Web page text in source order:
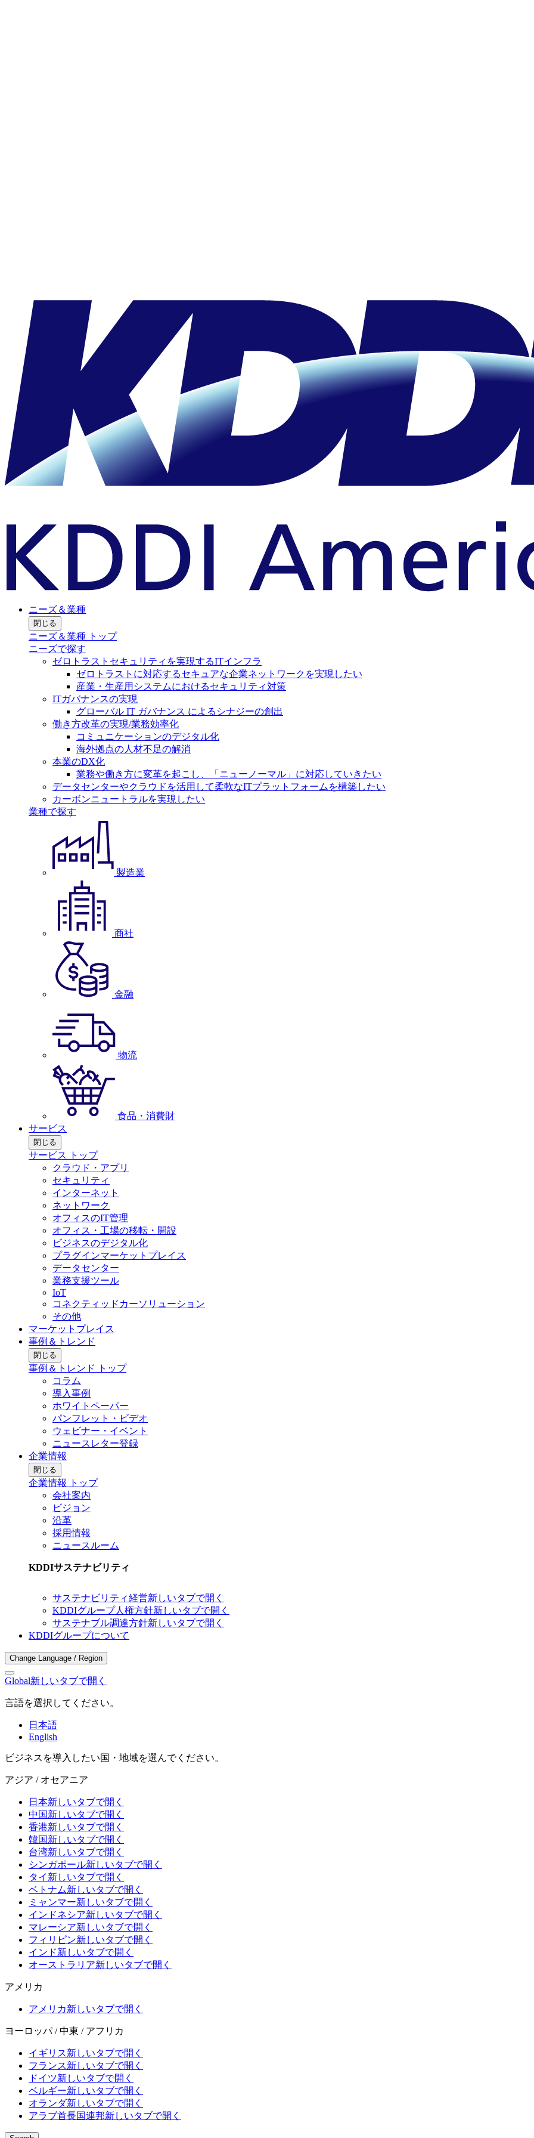
ニーズ＆業種
閉じる
ニーズ＆業種 トップ
ニーズで探す
ゼロトラストセキュリティを実現するITインフラ
ゼロトラストに対応するセキュアな企業ネットワークを実現したい
産業・生産用システムにおけるセキュリティ対策
ITガバナンスの実現
グローバル IT ガバナンス によるシナジーの創出
働き方改革の実現/業務効率化
コミュニケーションのデジタル化
海外拠点の人材不足の解消
本業のDX化
業務や働き方に変革を起こし、「ニューノーマル」に対応していきたい
データセンターやクラウドを活用して柔軟なITプラットフォームを構築したい
カーボンニュートラルを実現したい
業種で探す
製造業
商社
金融
物流
食品・消費財
サービス
閉じる
サービス トップ
クラウド・アプリ
セキュリティ
インターネット
ネットワーク
オフィスのIT管理
オフィス・工場の移転・開設
ビジネスのデジタル化
プラグインマーケットプレイス
データセンター
業務支援ツール
IoT
コネクティッドカーソリューション
その他
マーケットプレイス
事例＆トレンド
閉じる
事例＆トレンド トップ
コラム
導入事例
ホワイトペーパー
パンフレット・ビデオ
ウェビナー・イベント
ニュースレター登録
企業情報
閉じる
企業情報 トップ
会社案内
ビジョン
沿革
採用情報
ニュースルーム
KDDIサステナビリティ
サステナビリティ経営新しいタブで開く
KDDIグループ人権方針新しいタブで開く
サステナブル調達方針新しいタブで開く
KDDIグループについて
Change Language / Region
Global新しいタブで開く
言語を選択してください。
日本語
English
ビジネスを導入したい国・地域を選んでください。
アジア / オセアニア
日本新しいタブで開く
中国新しいタブで開く
香港新しいタブで開く
韓国新しいタブで開く
台湾新しいタブで開く
シンガポール新しいタブで開く
タイ 新しいタブで開く
ベトナム新しいタブで開く
ミャンマー新しいタブで開く
インドネシア新しいタブで開く
マレーシア新しいタブで開く
フィリピン新しいタブで開く
インド新しいタブで開く
オーストラリア新しいタブで開く
アメリカ
アメリカ新しいタブで開く
ヨーロッパ / 中東 / アフリカ
イギリス新しいタブで開く
フランス新しいタブで開く
ドイツ新しいタブで開く
ベルギー新しいタブで開く
オランダ新しいタブで開く
アラブ首長国連邦新しいタブで開く